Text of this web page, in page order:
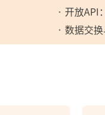
· 开放API
· 数据交